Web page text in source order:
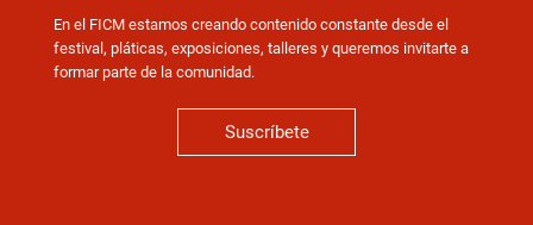
En el FICM estamos creando contenido constante desde el
festival, pláticas, exposiciones, talleres y queremos invitarte a
formar parte de la comunidad.
Suscríbete